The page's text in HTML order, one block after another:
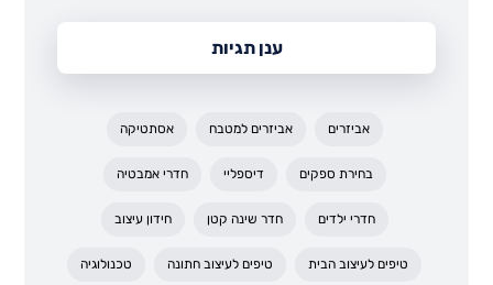
ענן תגיות
אביזרים אביזרים למטבח אסתטיקה
בחירת ספקים דיספליי חדרי אמבטיה
חדרי ילדים חדר שינה קטן חידון עיצוב
טיפים לעיצוב הבית טיפים לעיצוב חתונה טכנולוגיה